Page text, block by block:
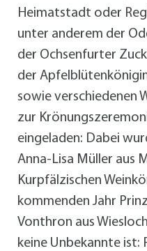
Heimatstadt oder
unter anderem der
der Ochsenfurter
der
sowie verschiedenen
zur
eingeladen: Dabei
Anna-Lisa Müller aus
Kurpfälzischen
kommenden Jahr
Vonthron aus
keine Unbekannte ist: